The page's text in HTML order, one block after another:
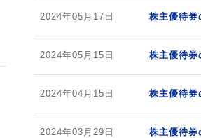
2024年05月17日 株主優待券
2024年05月15日 株主優待券
2024年04月15日 株主優待券
2024年03月29日 株主優待券